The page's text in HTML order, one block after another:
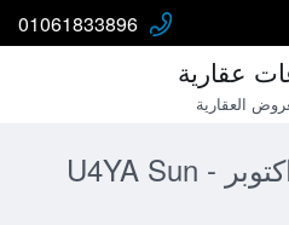
01061833896
عقارية
العقارية
يوفوريا صن كابيتال اكتوبر - U4YA Sun